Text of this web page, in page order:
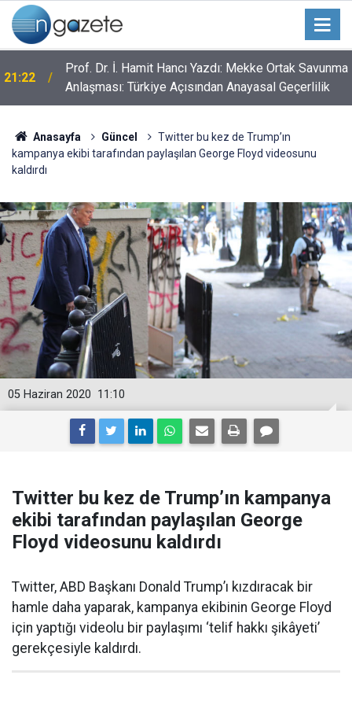
21:22
Prof. Dr. İ. Hamit Hancı Yazdı: Mekke Ortak Savunma
Anlaşması: Türkiye Açısından Anayasal Geçerlilik
Anasayfa Güncel
Twitter bu kez de Trump’ın
kampanya ekibi tarafından paylaşılan George Floyd videosunu
kaldırdı
11:10
05 Haziran 2020
Twitter bu kez de Trump’ın kampanya
ekibi tarafından paylaşılan George
Floyd videosunu kaldırdı
Twitter, ABD Başkanı Donald Trump’ı kızdıracak bir
hamle daha yaparak, kampanya ekibinin George Floyd
için yaptığı videolu bir paylaşımı ‘telif hakkı şikâyeti’
gerekçesiyle kaldırdı.